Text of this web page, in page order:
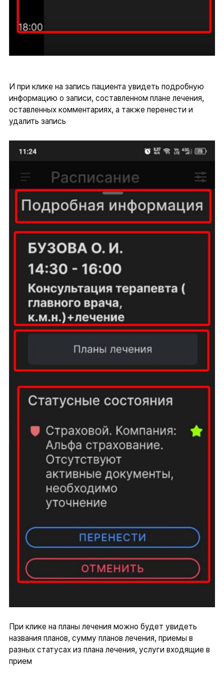
И при клике на запись пациента увидеть подробную
информацию о записи, составленном плане лечения,
оставленных комментариях, а также перенести и
удалить запись
При клике на планы лечения можно будет увидеть
названия планов, сумму планов лечения, приемы в
разных статусах из плана лечения, услуги входящие в
прием